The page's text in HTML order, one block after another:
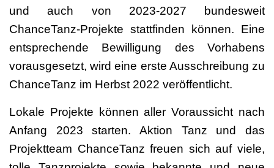
und auch von 2023-2027 bundesweit
ChanceTanz-Projekte stattfinden können. Eine
entsprechende Bewilligung des Vorhabens
vorausgesetzt, wird eine erste Ausschreibung zu
ChanceTanz im Herbst 2022 veröffentlicht.
Lokale Projekte können aller Voraussicht nach
Anfang 2023 starten. Aktion Tanz und das
Projektteam ChanceTanz freuen sich auf viele,